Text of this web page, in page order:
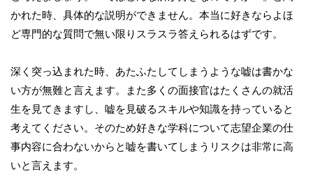
かれた時、具体的な説明ができません。本当に好きならよほ
ど専門的な質問で無い限りスラスラ答えられるはずです。
深く突っ込まれた時、あたふたしてしまうような嘘は書かな
い方が無難と言えます。また多くの面接官はたくさんの就活
生を見てきますし、嘘を見破るスキルや知識を持っていると
考えてください。そのため好きな学科について志望企業の仕
事内容に合わないからと嘘を書いてしまうリスクは非常に高
いと言えます。